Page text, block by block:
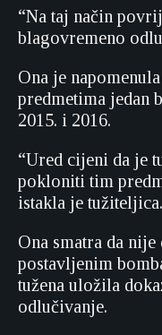
“Na taj način
blagovremeno
Ona je
predmetima jedan
2015. i 2016.
“Ured cijeni da je
pokloniti tim
istakla je tužiteljica.
Ona smatra da
postavljenim
tužena uložila
odlučivanje.